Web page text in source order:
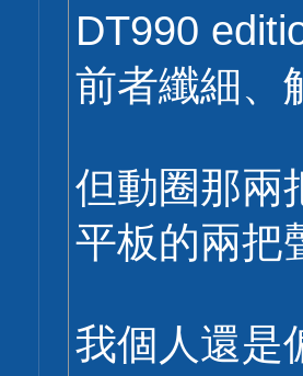
DT990
前者纖細、
但動圈那兩
平板的兩把
我個人還是